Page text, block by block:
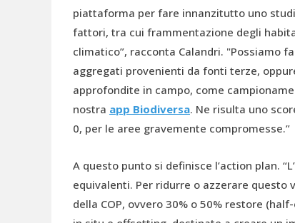
piattaforma per fare innanzitutto uno
fattori, tra cui frammentazione degli
climatico”, racconta Calandri. "Possiamo
aggregati provenienti da fonti terze,
approfondite in campo, come
nostra app Biodiversa. Ne risulta uno
0, per le aree gravemente
A questo punto si definisce l’action plan.
equivalenti. Per ridurre o azzerare questo
della COP, ovvero 30% o 50% restore